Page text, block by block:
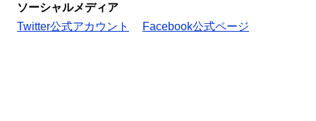
ソーシャルメディア
Twitter公式アカウント
Facebook公式ページ